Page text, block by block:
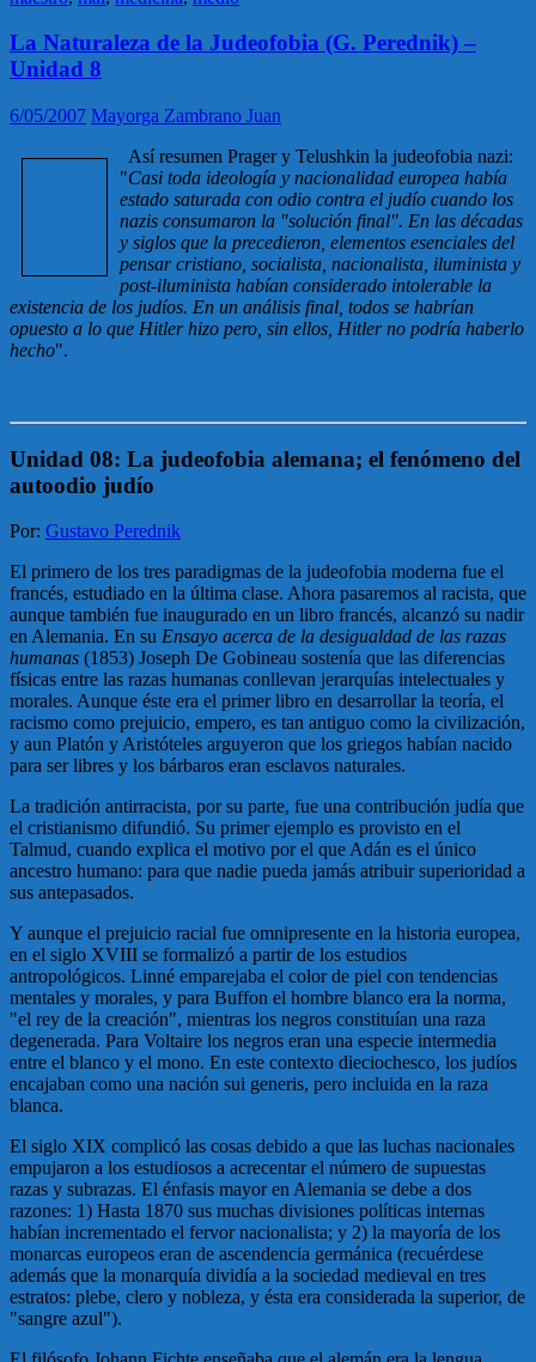
La Naturaleza de la Judeofobia (G. Perednik) –
Unidad 8
6/05/2007 Mayorga Zambrano Juan
Así resumen Prager y Telushkin la judeofobia nazi:
"Casi toda ideología y nacionalidad europea había
estado saturada con odio contra el judío cuando los
nazis consumaron la "solución final". En las décadas
y siglos que la precedieron, elementos esenciales del
pensar cristiano, socialista, nacionalista, iluminista y
post-iluminista habían considerado intolerable la
existencia de los judíos. En un análisis final, todos se habrían
opuesto a lo que Hitler hizo pero, sin ellos, Hitler no podría haberlo
hecho".
Unidad 08: La judeofobia alemana; el fenómeno del
autoodio judío
Por: Gustavo Perednik
El primero de los tres paradigmas de la judeofobia moderna fue el
francés, estudiado en la última clase. Ahora pasaremos al racista, que
aunque también fue inaugurado en un libro francés, alcanzó su nadir
en Alemania. En su Ensayo acerca de la desigualdad de las razas
humanas (1853) Joseph De Gobineau sostenía que las diferencias
físicas entre las razas humanas conllevan jerarquías intelectuales y
morales. Aunque éste era el primer libro en desarrollar la teoría, el
racismo como prejuicio, empero, es tan antiguo como la civilización,
y aun Platón y Aristóteles arguyeron que los griegos habían nacido
para ser libres y los bárbaros eran esclavos naturales.
La tradición antirracista, por su parte, fue una contribución judía que
el cristianismo difundió. Su primer ejemplo es provisto en el
Talmud, cuando explica el motivo por el que Adán es el único
ancestro humano: para que nadie pueda jamás atribuir superioridad a
sus antepasados.
Y aunque el prejuicio racial fue omnipresente en la historia europea,
en el siglo XVIII se formalizó a partir de los estudios
antropológicos. Linné emparejaba el color de piel con tendencias
mentales y morales, y para Buffon el hombre blanco era la norma,
"el rey de la creación", mientras los negros constituían una raza
degenerada. Para Voltaire los negros eran una especie intermedia
entre el blanco y el mono. En este contexto dieciochesco, los judíos
encajaban como una nación sui generis, pero incluida en la raza
blanca.
El siglo XIX complicó las cosas debido a que las luchas nacionales
empujaron a los estudiosos a acrecentar el número de supuestas
razas y subrazas. El énfasis mayor en Alemania se debe a dos
razones: 1) Hasta 1870 sus muchas divisiones políticas internas
habían incrementado el fervor nacionalista; y 2) la mayoría de los
monarcas europeos eran de ascendencia germánica (recuérdese
además que la monarquía dividía a la sociedad medieval en tres
estratos: plebe, clero y nobleza, y ésta era considerada la superior, de
"sangre azul").